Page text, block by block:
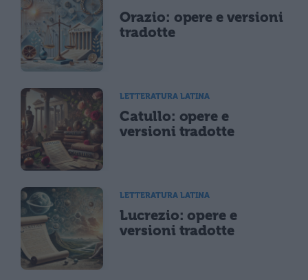
Orazio: opere e versioni
tradotte
LETTERATURA LATINA
Catullo: opere e
versioni tradotte
LETTERATURA LATINA
Lucrezio: opere e
versioni tradotte